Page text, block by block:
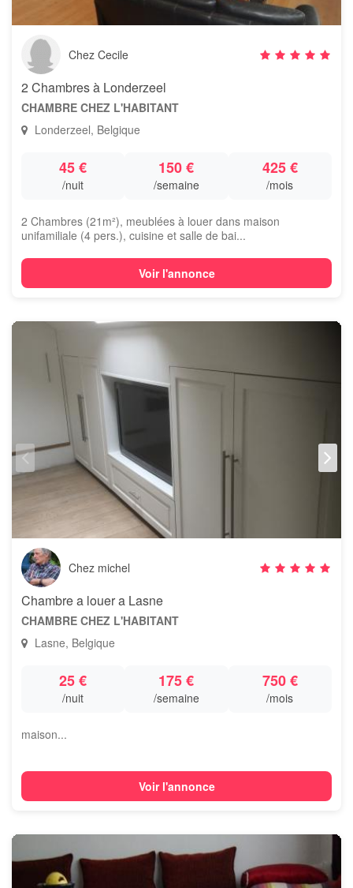
Chez Cecile
2 Chambres à Londerzeel
CHAMBRE CHEZ L'HABITANT
Londerzeel, Belgique
45 €
/nuit
150 €
/semaine
425 €
/mois
2 Chambres (21m²), meublées à louer dans maison
unifamiliale (4 pers.), cuisine et salle de bai...
Voir l'annonce
Chez michel
Chambre a louer a Lasne
CHAMBRE CHEZ L'HABITANT
Lasne, Belgique
25 €
/nuit
175 €
/semaine
750 €
/mois
maison...
Voir l'annonce